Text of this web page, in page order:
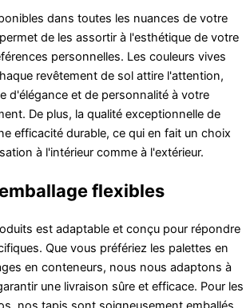
dans toutes les nuances de votre
de les assortir à l'esthétique de votre
personnelles. Les couleurs vives
revêtement de sol attire l'attention,
d'élégance et de personnalité à votre
De plus, la qualité exceptionnelle de
efficacité durable, ce qui en fait un choix
à l'intérieur comme à l'extérieur.
flexibles
est adaptable et conçu pour répondre
Que vous préfériez les palettes en
en conteneurs, nous nous adaptons à
une livraison sûre et efficace. Pour les